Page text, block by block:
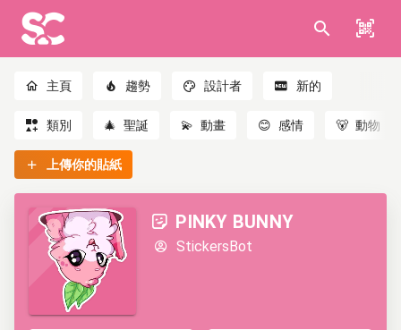
主頁 趨勢 設計者 新的
類別 🎄 聖誕 💫 動畫 😊 感情 🐻 動物
上傳你的貼紙
PINKY BUNNY
StickersBot